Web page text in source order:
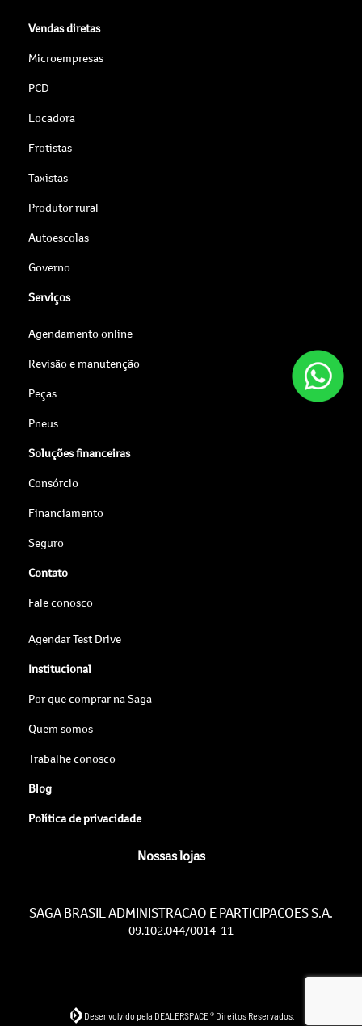
Vendas diretas
Microempresas
PCD
Locadora
Frotistas
Taxistas
Produtor rural
Autoescolas
Governo
Serviços
Agendamento online
Revisão e manutenção
Peças
Pneus
Soluções financeiras
Consórcio
Financiamento
Seguro
Contato
Fale conosco
Agendar Test Drive
Institucional
Por que comprar na Saga
Quem somos
Trabalhe conosco
Blog
Política de privacidade
Nossas lojas
SAGA BRASIL ADMINISTRACAO E PARTICIPACOES S.A.
09.102.044/0014-11
Desenvolvido pela DEALERSPACE ® Direitos Reservados.